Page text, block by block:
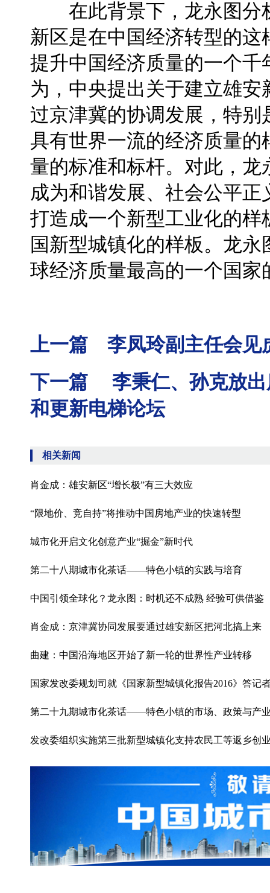
在此背景下，龙永图分
新区是在中国经济转型的
提升中国经济质量的一个
为，中央提出关于建立雄
过京津冀的协调发展，特
具有世界一流的经济质量
量的标准和标杆。对此，
成为和谐发展、社会公平
打造成一个新型工业化的
国新型城镇化的样板。龙
球经济质量最高的一个国家
上一篇 李凤玲副主任会见
下一篇 李秉仁、孙克放出
和更新电梯论坛
相关新闻
肖金成：雄安新区“增长极”有三大效应
“限地价、竞自持”将推动中国房地产业的快速转型
城市化开启文化创意产业“掘金”新时代
第二十八期城市化茶话——特色小镇的实践与培育
中国引领全球化？龙永图：时机还不成熟 经验可供借鉴
肖金成：京津冀协同发展要通过雄安新区把河北搞上来
曲建：中国沿海地区开始了新一轮的世界性产业转移
国家发改委规划司就《国家新型城镇化报告2016》答记
第二十九期城市化茶话——特色小镇的市场、政策与产
发改委组织实施第三批新型城镇化支持农民工等返乡创